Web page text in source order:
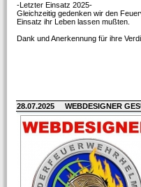
-Letzter Einsatz 2025-
Gleichzeitig gedenken wir den
Einsatz ihr Leben lassen mußten.
Dank und Anerkennung für ihre
28.07.2025 WEBDESIGNER